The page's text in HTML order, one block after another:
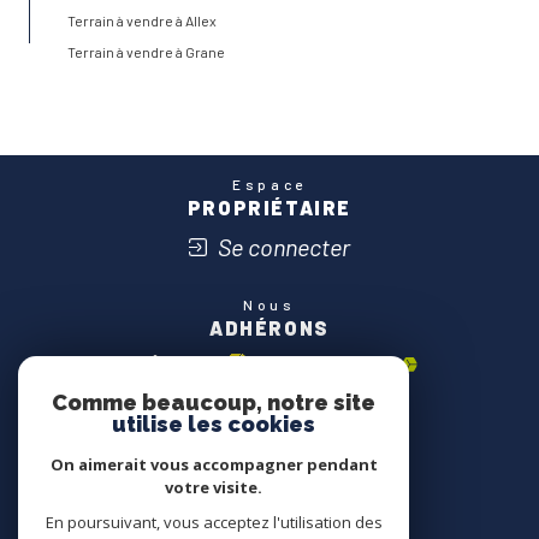
Terrain à vendre à Allex
Terrain à vendre à Grane
Espace
PROPRIÉTAIRE
Se connecter
Nous
ADHÉRONS
Comme beaucoup, notre site
utilise les cookies
On aimerait vous accompagner pendant
votre visite.
En poursuivant, vous acceptez l'utilisation des